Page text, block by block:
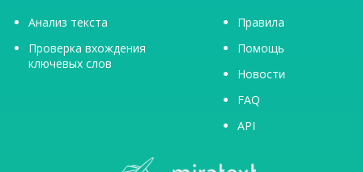
Анализ текста
Проверка вхождения
ключевых слов
Правила
Помощь
Новости
FAQ
API